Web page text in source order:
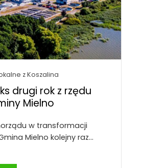
z Koszalina
drugi rok z rzędu
Mielno
w transformacji
Mielno kolejny raz…